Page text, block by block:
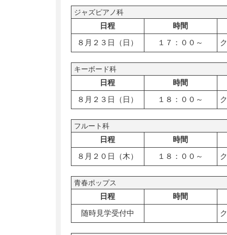
ジャズピアノ科
日程
時間
８月２３日（日）
１７：００～
キーボード科
日程
時間
８月２３日（日）
１８：００～
フルート科
日程
時間
８月２０日（木）
１８：００～
青春ポップス
日程
時間
随時見学受付中